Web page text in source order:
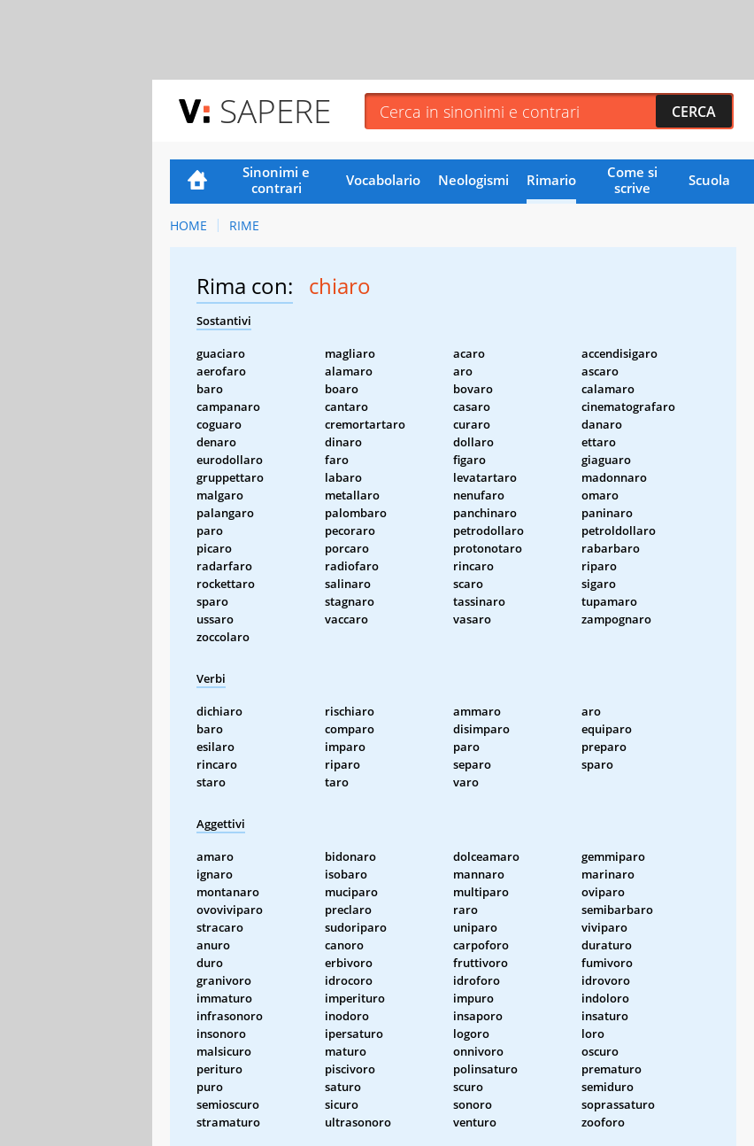
SAPERE
Sinonimi e
contrari
Vocabolario Neologismi Rimario
Come si
scrive
Scuola
HOME RIME
Rima con: chiaro
Sostantivi
guaciaro magliaro acaro
accendisigaro
aerofaro
alamaro aro
ascaro
baro
boaro bovaro
calamaro
campanaro
cantaro casaro
cinematografaro
coguaro
cremortartaro curaro
danaro
denaro
dinaro dollaro
ettaro
eurodollaro
faro figaro
giaguaro
gruppettaro
labaro levatartaro
madonnaro
malgaro
metallaro nenufaro
omaro
palangaro
palombaro panchinaro
paninaro
paro
pecoraro petrodollaro
petroldollaro
picaro
porcaro protonotaro
rabarbaro
radarfaro
radiofaro rincaro
riparo
rockettaro
salinaro scaro
sigaro
sparo
stagnaro tassinaro
tupamaro
ussaro
vaccaro vasaro
zampognaro
zoccolaro
Verbi
dichiaro rischiaro ammaro
aro
baro
comparo disimparo
equiparo
esilaro
imparo paro
preparo
rincaro
riparo separo
sparo
staro
taro varo
Aggettivi
amaro bidonaro dolceamaro
gemmiparo
ignaro
isobaro mannaro
marinaro
montanaro
muciparo multiparo
oviparo
ovoviviparo
preclaro raro
semibarbaro
stracaro
sudoriparo uniparo
viviparo
anuro
canoro carpoforo
duraturo
duro
erbivoro fruttivoro
fumivoro
granivoro
idrocoro idroforo
idrovoro
immaturo
imperituro impuro
indoloro
infrasonoro
inodoro insaporo
insaturo
insonoro
ipersaturo logoro
loro
malsicuro
maturo onnivoro
oscuro
perituro
piscivoro polinsaturo
prematuro
puro
saturo scuro
semiduro
semioscuro
sicuro sonoro
soprassaturo
stramaturo
ultrasonoro venturo zooforo